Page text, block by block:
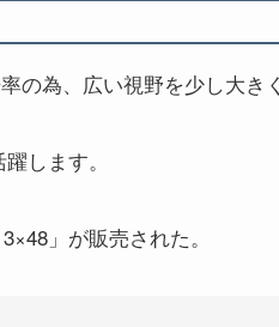
の為、広い視野を少し大き
します。
」が販売された。